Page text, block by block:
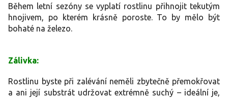
Během letní sezóny se vyplatí rostlinu přihnojit tekutým
hnojivem, po kterém krásně poroste. To by mělo být
bohaté na železo.
Zálivka:
Rostlinu byste při zalévání neměli zbytečně přemokřovat
a ani její substrát udržovat extrémně suchý – ideální je,